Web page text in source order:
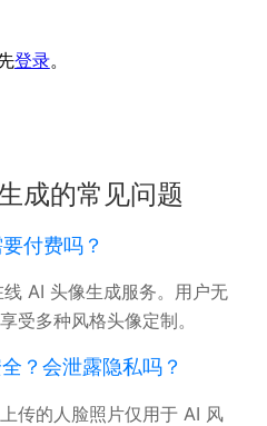
登录。
成的常见问题
付费吗？
AI 头像生成服务。用户无
受多种风格头像定制。
？会泄露隐私吗？
传的人脸照片仅用于 AI 风